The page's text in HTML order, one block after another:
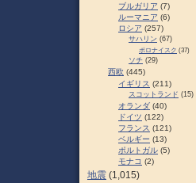
ブルガリア (7)
ルーマニア (6)
ロシア (257)
サハリン (67)
ポロナイスク (37)
ソチ (29)
西欧 (445)
イギリス (211)
スコットランド (15)
オランダ (40)
ドイツ (122)
フランス (121)
ベルギー (13)
ポルトガル (5)
モナコ (2)
地震 (1,015)